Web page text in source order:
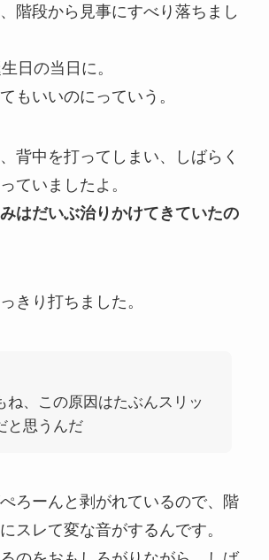
階段から見事にすべり落ちまし
日の当日に。
もいいのにっていう。
背中を打ってしまい、しばらく
ていましたよ。
はだいぶ治りかけてきていたの
きり打ちました。
ね、この原因はたぶんスリッ
と思うんだ
ろーんと剥がれているので、階
スレて変な音がするんです。